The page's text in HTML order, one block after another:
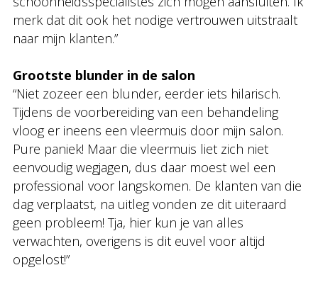
merk dat dit ook het nodige vertrouwen uitstraalt
naar mijn klanten.”
Grootste blunder in de salon
“Niet zozeer een blunder, eerder iets hilarisch.
Tijdens de voorbereiding van een behandeling
vloog er ineens een vleermuis door mijn salon.
Pure paniek! Maar die vleermuis liet zich niet
eenvoudig wegjagen, dus daar moest wel een
professional voor langskomen. De klanten van die
dag verplaatst, na uitleg vonden ze dit uiteraard
geen probleem! Tja, hier kun je van alles
verwachten, overigens is dit euvel voor altijd
opgelost!”